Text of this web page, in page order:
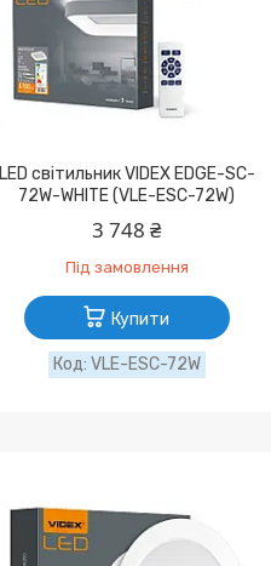
LED світильник VIDEX EDGE-SC-
72W-WHITE (VLE-ESC-72W)
3 748 ₴
Під замовлення
Купити
VLE-ESC-72W